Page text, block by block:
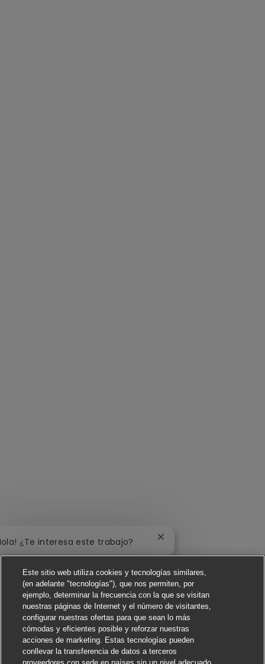
Este sitio web utiliza cookies y tecnologías similares,
(en adelante "tecnologías"), que nos permiten, por
ejemplo, determinar la frecuencia con la que se visitan
nuestras páginas de Internet y el número de visitantes,
configurar nuestras ofertas para que sean lo más
cómodas y eficientes posible y reforzar nuestras
acciones de marketing. Estas tecnologías pueden
conllevar la transferencia de datos a terceros
¿Te interesa este trabajo? Cerrar notificación de
Me interesa
Buscar trabajos similares